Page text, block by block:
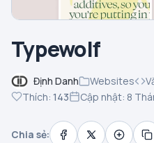
Typewolf
Định Danh Websites
Thích: 143 Cập nhật: 8
Chia sẻ: